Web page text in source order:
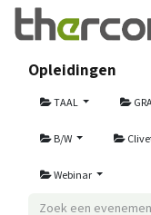
Opleidingen
TAAL
B/W
Webinar